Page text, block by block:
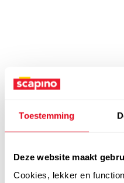
Toestemming
Deze website maakt
Cookies, lekker en